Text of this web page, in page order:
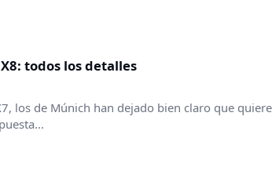
todos los detalles
los de Múnich han dejado bien claro que